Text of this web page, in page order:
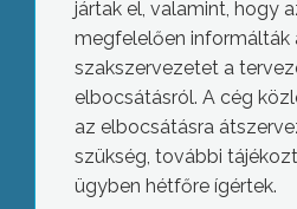
jártak el, valamint, hogy
megfelelően informálták
szakszervezetet a
elbocsátásról. A cég
az elbocsátásra
szükség, további
ügyben hétfőre ígértek.